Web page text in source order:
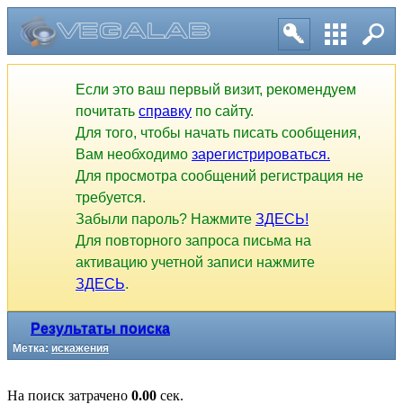
Если это ваш первый визит, рекомендуем
почитать справку по сайту.
Для того, чтобы начать писать сообщения,
Вам необходимо зарегистрироваться.
Для просмотра сообщений регистрация не
требуется.
Забыли пароль? Нажмите ЗДЕСЬ!
Для повторного запроса письма на
активацию учетной записи нажмите
ЗДЕСЬ.
Результаты поиска
Метка: искажения
На поиск затрачено 0.00 сек.